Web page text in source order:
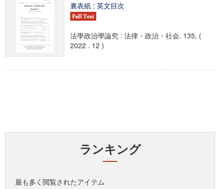
裏表紙 ; 英文目次
法學政治學論究 : 法律・政治・社会. 135, (
2022 . 12 )
ランキング
最も多く閲覧されたアイテム